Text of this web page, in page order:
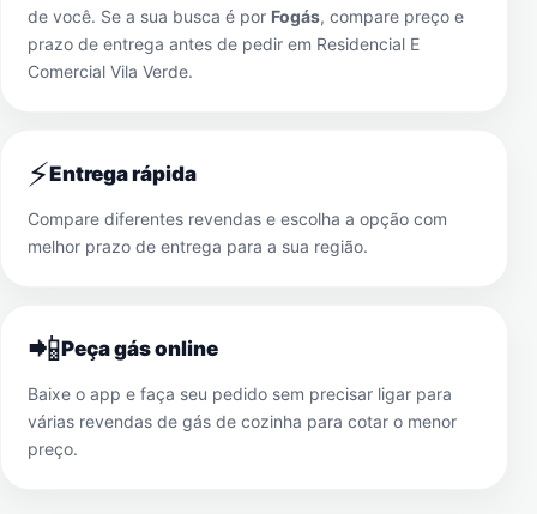
de você. Se a sua busca é por Fogás, compare preço e
prazo de entrega antes de pedir em Residencial E
Comercial Vila Verde.
⚡Entrega rápida
Compare diferentes revendas e escolha a opção com
melhor prazo de entrega para a sua região.
📲Peça gás online
Baixe o app e faça seu pedido sem precisar ligar para
várias revendas de gás de cozinha para cotar o menor
preço.